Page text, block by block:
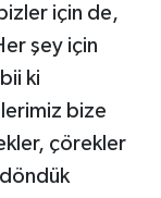
için de,
şey için
ki
bize
çörekler